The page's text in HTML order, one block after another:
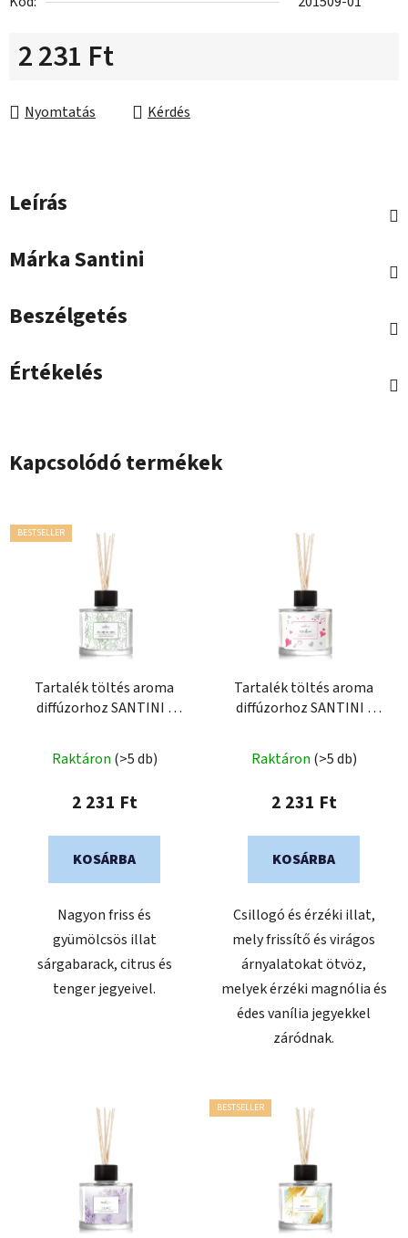
2 231 Ft
Nyomtatás
Kérdés
Leírás
MárkaSantini
Beszélgetés
Értékelés
Kapcsolódó termékek
BESTSELLER
Tartalék töltés aroma
diffúzorhoz SANTINI -
Raktáron (>5 db)
2 231 Ft
KOSÁRBA
Nagyon friss és
gyümölcsös illat
sárgabarack, citrus és
tenger jegyeivel.
Tartalék töltés aroma
diffúzorhoz SANTINI -
termék
átlagos
5-
ből
csillag.
Raktáron (>5 db)
2 231 Ft
KOSÁRBA
Csillogó és érzéki illat,
mely frissítő és virágos
árnyalatokat ötvöz,
melyek érzéki magnólia és
édes vanília jegyekkel
záródnak.
BESTSELLER